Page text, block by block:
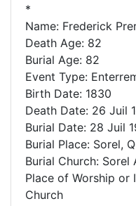
*
Name: Frederick
Death Age: 82
Burial Age: 82
Event Type:
Birth Date: 1830
Death Date: 26 Juil
Burial Date: 28 Juil
Burial Place: Sorel,
Burial Church: Sorel
Place of Worship or
Church